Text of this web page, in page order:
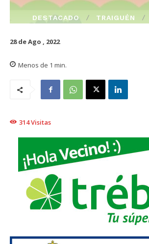
DESTACADO TRAIGUÉN
28 de Ago , 2022
Menos de 1 min.
314Visitas